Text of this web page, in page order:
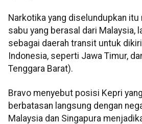
Narkotika yang diselundupkan
sabu yang berasal dari Malaysia,
sebagai daerah transit untuk
Indonesia, seperti Jawa Timur,
Tenggara Barat).
Bravo menyebut posisi Kepri
berbatasan langsung dengan
Malaysia dan Singapura